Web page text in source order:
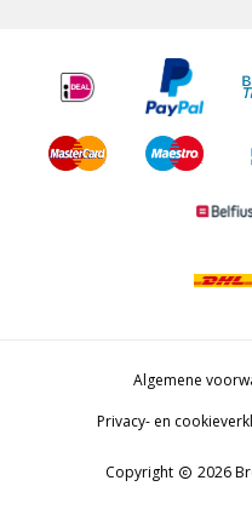
Algemene
Privacy- en
Copyright copyright 2026